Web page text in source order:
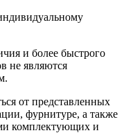
и более быстрого
не являются
от представленных
фурнитуре, а также
комплектующих и